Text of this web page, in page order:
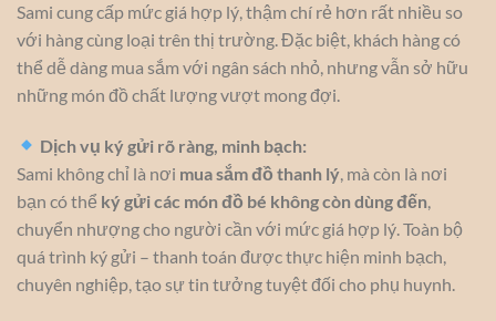
Sami cung cấp mức giá hợp lý, thậm chí rẻ hơn rất nhiều so
với hàng cùng loại trên thị trường. Đặc biệt, khách hàng có
thể dễ dàng mua sắm với ngân sách nhỏ, nhưng vẫn sở hữu
những món đồ chất lượng vượt mong đợi.
Dịch vụ ký gửi rõ ràng, minh bạch:
Sami không chỉ là nơi mua sắm đồ thanh lý, mà còn là nơi
bạn có thể ký gửi các món đồ bé không còn dùng đến,
chuyển nhượng cho người cần với mức giá hợp lý. Toàn bộ
quá trình ký gửi – thanh toán được thực hiện minh bạch,
chuyên nghiệp, tạo sự tin tưởng tuyệt đối cho phụ huynh.